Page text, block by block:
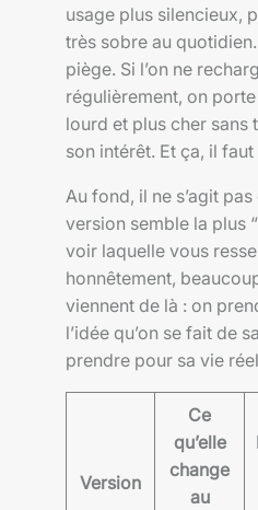
usage plus silencieux,
très sobre au
piège. Si l’on ne
régulièrement, on
lourd et plus cher sans
son intérêt. Et ça, il
Au fond, il ne s’agit
version semble la plus
voir laquelle vous
honnêtement,
viennent de là : on
l’idée qu’on se fait de
prendre pour sa vie
Version
Ce
qu’elle
change
au